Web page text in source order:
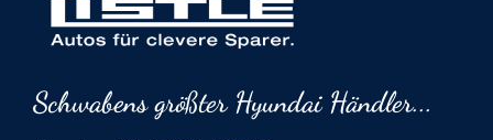
Schwabens größter Hyundai Händler...